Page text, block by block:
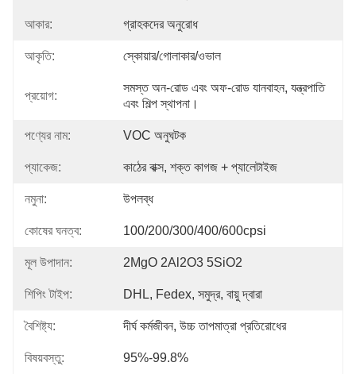
আকার: গ্রাহকদের অনুরোধ
আকৃতি: স্কোয়ার/গোলাকার/ওভাল
প্রয়োগ:
সমস্ত অন-রোড এবং অফ-রোড যানবাহন, যন্ত্রপাতি
এবং শিল্প স্থাপনা।
পণ্যের নাম: VOC অনুঘটক
প্যাকেজ: কাঠের বাক্স, শক্ত কাগজ + প্যালেটাইজ
নমুনা: উপলব্ধ
কোষের ঘনত্ব: 100/200/300/400/600cpsi
মূল উপাদান: 2MgO 2Al2O3 5SiO2
শিপিং টাইপ: DHL, Fedex, সমুদ্র, বায়ু দ্বারা
বৈশিষ্ট্য: দীর্ঘ কর্মজীবন, উচ্চ তাপমাত্রা প্রতিরোধের
বিষয়বস্তু: 95%-99.8%